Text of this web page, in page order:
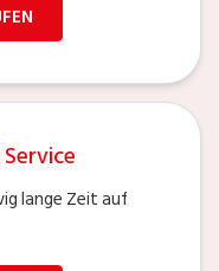
lange Zeit auf